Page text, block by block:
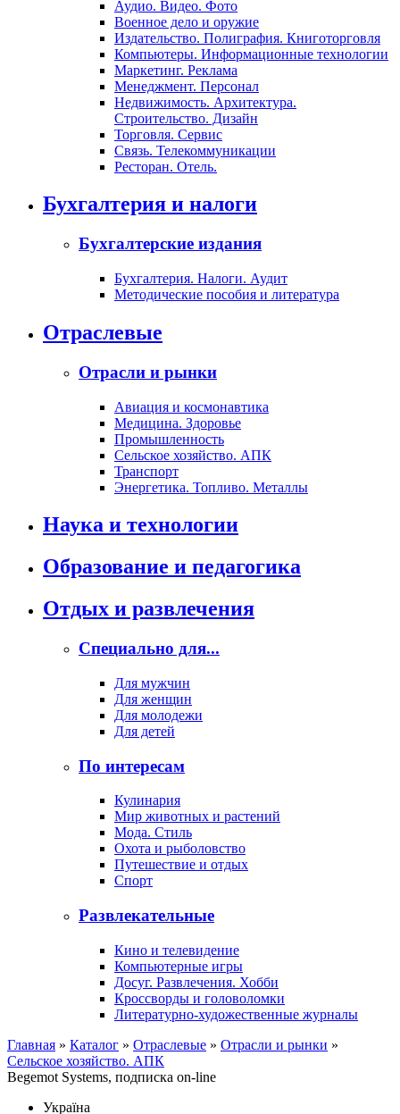
Аудио. Видео. Фото
Военное дело и оружие
Издательство. Полиграфия. Книготорговля
Компьютеры. Информационные технологии
Маркетинг. Реклама
Менеджмент. Персонал
Недвижимость. Архитектура.
Строительство. Дизайн
Торговля. Сервис
Связь. Телекоммуникации
Ресторан. Отель.
Бухгалтерия и налоги
Бухгалтерские издания
Бухгалтерия. Налоги. Аудит
Методические пособия и литература
Отраслевые
Отрасли и рынки
Авиация и космонавтика
Медицина. Здоровье
Промышленность
Сельское хозяйство. АПК
Транспорт
Энергетика. Топливо. Металлы
Наука и технологии
Образование и педагогика
Отдых и развлечения
Специально для...
Для мужчин
Для женщин
Для молодежи
Для детей
По интересам
Кулинария
Мир животных и растений
Мода. Стиль
Охота и рыболовство
Путешествие и отдых
Спорт
Развлекательные
Кино и телевидение
Компьютерные игры
Досуг. Развлечения. Хобби
Кроссворды и головоломки
Литературно-художественные журналы
Главная » Каталог » Отраслевые » Отрасли и рынки »
Сельское хозяйство. АПК
Begemot Systems, подписка on-line
Україна